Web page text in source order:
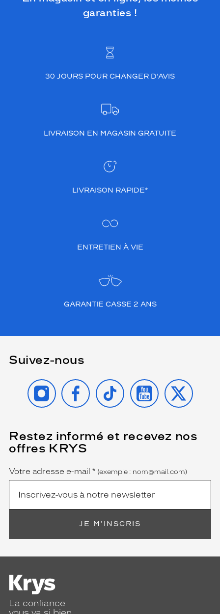
garanties !
30 JOURS POUR CHANGER D’AVIS
LIVRAISON EN MAGASIN GRATUITE
LIVRAISON RAPIDE*
ENTRETIEN À VIE
GARANTIE CASSE 2 ANS
Suivez-nous
INSTAGRAMFACEBOOK
TIKTOK YOUTUBE
X
Restez informé et recevez nos
offres KRYS
Name
Votre adresse e-mail *
(Ce
champ
est
(exemple : nom@mail.com)
JE M'INSCRIS
La confiance